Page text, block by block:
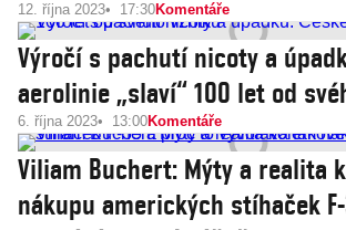
12. října 2023 17:30Komentáře
Výročí s pachutí nicoty a
aerolinie „slaví“ 100 let od
6. října 2023 13:00Komentáře
Viliam Buchert: Mýty a realita
nákupu amerických stíhaček